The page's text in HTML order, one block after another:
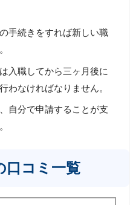
手続きをすれば新しい職
入職してから三ヶ月後に
わなければなりません。
自分で申請することが支
口コミ一覧